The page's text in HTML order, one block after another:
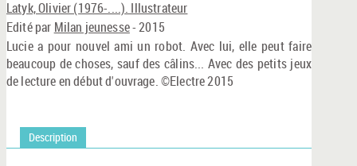
Latyk, Olivier (1976-....). Illustrateur
Edité par Milan jeunesse- 2015
Lucie a pour nouvel ami un robot. Avec lui, elle peut faire
beaucoup de choses, sauf des câlins... Avec des petits jeux
de lecture en début d'ouvrage. ©Electre 2015
Description